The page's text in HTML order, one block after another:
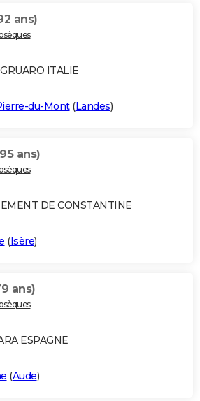
ans)
ITALIE
du-Mont(Landes)
ans)
DE CONSTANTINE
(Isère)
ans)
ESPAGNE
(Aude)